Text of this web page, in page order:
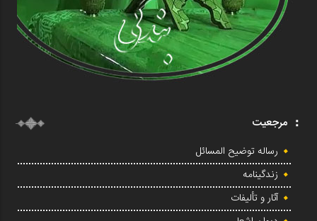
مرجعیت
رساله توضیح المسائل
زندگینامه
آثار و تألیفات